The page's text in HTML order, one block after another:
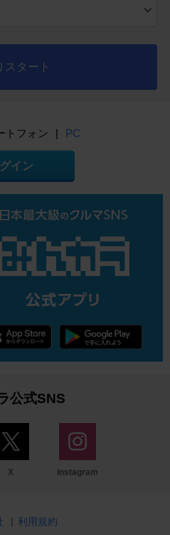
スタート
トフォン PC
イン
公式SNS
X Instagram
| 利用規約